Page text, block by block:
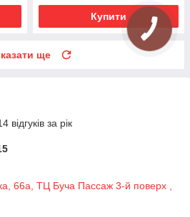
Купити
ще
за рік
66а, ТЦ Буча Пассаж 3-й поверх ,